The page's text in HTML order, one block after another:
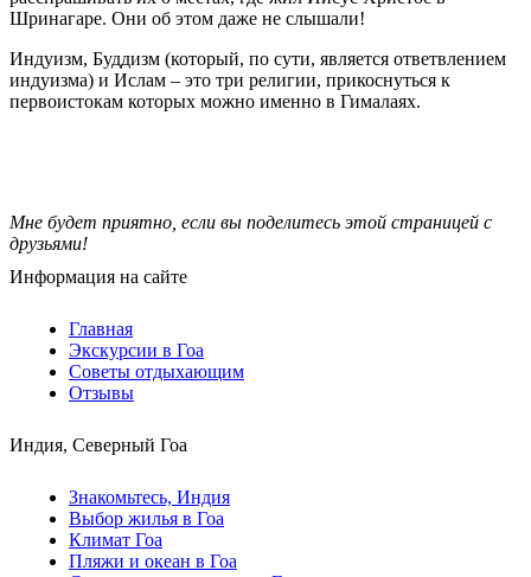
Шринагаре. Они об этом даже не слышали!
Индуизм, Буддизм (который, по сути, является ответвлением
индуизма) и Ислам – это три религии, прикоснуться к
первоистокам которых можно именно в Гималаях.
Мне будет приятно, если вы поделитесь этой страницей с
друзьями!
Информация на сайте
Главная
Экскурсии в Гоа
Советы отдыхающим
Отзывы
Индия, Северный Гоа
Знакомьтесь, Индия
Выбор жилья в Гоа
Климат Гоа
Пляжи и океан в Гоа